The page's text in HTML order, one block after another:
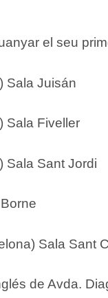
el seu
Sala Juisán
Sala Fiveller
Sala Sant Jordi
Sala Sant
de Avda.